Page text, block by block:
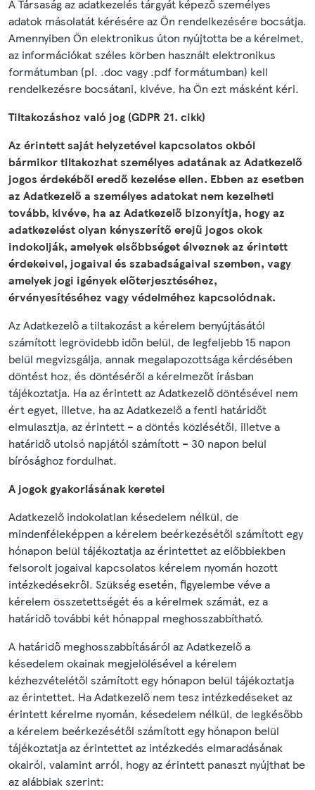
A Társaság az adatkezelés tárgyát képező személyes
adatok másolatát kérésére az Ön rendelkezésére bocsátja.
Amennyiben Ön elektronikus úton nyújtotta be a kérelmet,
az információkat széles körben használt elektronikus
formátumban (pl. .doc vagy .pdf formátumban) kell
rendelkezésre bocsátani, kivéve, ha Ön ezt másként kéri.
Tiltakozáshoz való jog (GDPR 21. cikk)
Az érintett saját helyzetével kapcsolatos okból
bármikor tiltakozhat személyes adatának az Adatkezelő
jogos érdekéből eredő kezelése ellen. Ebben az esetben
az Adatkezelő a személyes adatokat nem kezelheti
tovább, kivéve, ha az Adatkezelő bizonyítja, hogy az
adatkezelést olyan kényszerítő erejű jogos okok
indokolják, amelyek elsőbbséget élveznek az érintett
érdekeivel, jogaival és szabadságaival szemben, vagy
amelyek jogi igények előterjesztéséhez,
érvényesítéséhez vagy védelméhez kapcsolódnak.
Az Adatkezelő a tiltakozást a kérelem benyújtásától
számított legrövidebb időn belül, de legfeljebb 15 napon
belül megvizsgálja, annak megalapozottsága kérdésében
döntést hoz, és döntéséről a kérelmezőt írásban
tájékoztatja. Ha az érintett az Adatkezelő döntésével nem
ért egyet, illetve, ha az Adatkezelő a fenti határidőt
elmulasztja, az érintett – a döntés közlésétől, illetve a
határidő utolsó napjától számított – 30 napon belül
bírósághoz fordulhat.
A jogok gyakorlásának keretei
Adatkezelő indokolatlan késedelem nélkül, de
mindenféleképpen a kérelem beérkezésétől számított egy
hónapon belül tájékoztatja az érintettet az előbbiekben
felsorolt jogaival kapcsolatos kérelem nyomán hozott
intézkedésekről. Szükség esetén, figyelembe véve a
kérelem összetettségét és a kérelmek számát, ez a
határidő további két hónappal meghosszabbítható.
A határidő meghosszabbításáról az Adatkezelő a
késedelem okainak megjelölésével a kérelem
kézhezvételétől számított egy hónapon belül tájékoztatja
az érintettet. Ha Adatkezelő nem tesz intézkedéseket az
érintett kérelme nyomán, késedelem nélkül, de legkésőbb
a kérelem beérkezésétől számított egy hónapon belül
tájékoztatja az érintettet az intézkedés elmaradásának
okairól, valamint arról, hogy az érintett panaszt nyújthat be
az alábbiak szerint: